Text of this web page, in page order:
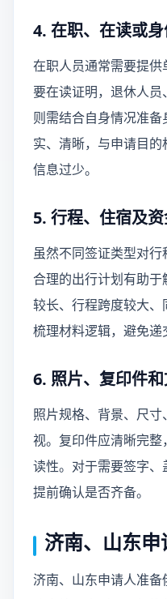
4. 在职、在读或身
在职人员通常需要提
要在读证明，退休人
则需结合自身情况准
实、清晰，与申请目
信息过少。
5. 行程、住宿及
虽然不同签证类型对
合理的出行计划有助
较长、行程跨度较大
梳理材料逻辑，避免递
6. 照片、复印件
照片规格、背景、尺
视。复印件应清晰完
读性。对于需要签字
提前确认是否齐备。
济南、山东
济南、山东申请人准